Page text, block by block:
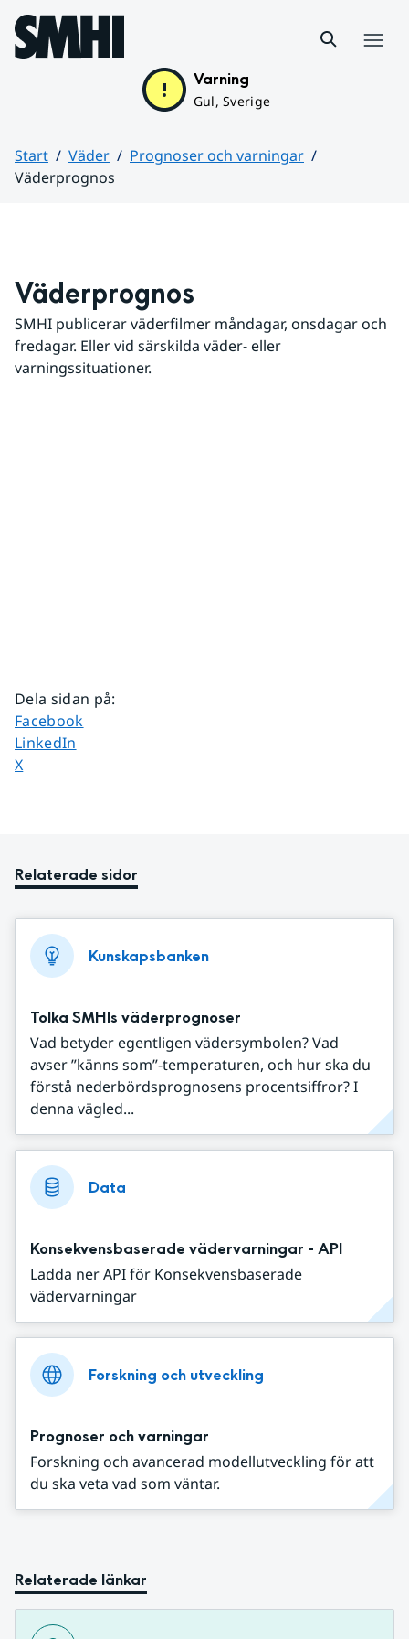
Hoppa till sidans innehåll
Varning
Gul, Sverige
Start Väder
Prognoser och varningar
Väderprognos
Väderprognos
SMHI publicerar väderfilmer måndagar, onsdagar och
fredagar. Eller vid särskilda väder- eller
varningssituationer.
Dela sidan på:
Dela sidan på
Facebook
Dela sidan på
LinkedIn
Dela sidan på
X
Relaterade sidor
Kunskapsbanken
Tolka SMHIs väderprognoser
Vad betyder egentligen vädersymbolen? Vad
avser ”känns som”-temperaturen, och hur ska du
förstå nederbördsprognosens procentsiffror? I
denna vägled...
Data
Konsekvensbaserade vädervarningar - API
Ladda ner API för Konsekvensbaserade
vädervarningar
Forskning och utveckling
Prognoser och varningar
Forskning och avancerad modellutveckling för att
du ska veta vad som väntar.
Relaterade länkar